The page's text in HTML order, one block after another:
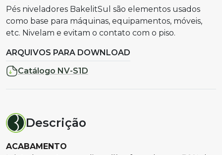
Pés niveladores BakelitSul são elementos usados
como base para máquinas, equipamentos, móveis,
etc. Nivelam e evitam o contato com o piso.
ARQUIVOS PARA DOWNLOAD
Catálogo NV-S1D
Descrição
ACABAMENTO